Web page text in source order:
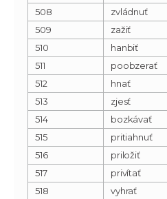
508
zvládnuť
509
zažiť
510
hanbiť
511
poobzerať
512
hnať
513
zjesť
514
bozkávať
515
pritiahnuť
516
priložiť
517
privítať
518
vyhrať